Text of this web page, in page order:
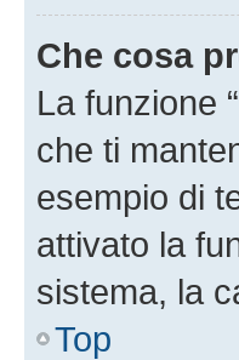
Che cosa
La funzione
che ti
esempio di
attivato la
sistema, la
Top